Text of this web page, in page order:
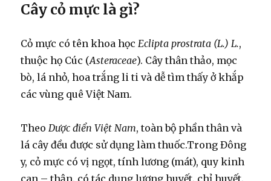
Cây cỏ mực là gì?
Cỏ mực có tên khoa họcEclipta prostrata (L.) L.,
thuộc họ Cúc (Asteraceae). Cây thân thảo, mọc
bò, lá nhỏ, hoa trắng li ti và dễ tìm thấy ở khắp
các vùng quê Việt Nam.
TheoDược điển Việt Nam, toàn bộ phần thân và
lá cây đều được sử dụng làm thuốc.Trong Đông
y, cỏ mực có vị ngọt, tính lương (mát), quy kinh
can – thận, có tác dụng lương huyết, chỉ huyết,